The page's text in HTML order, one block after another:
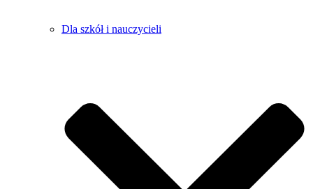
Dla szkół i nauczycieli